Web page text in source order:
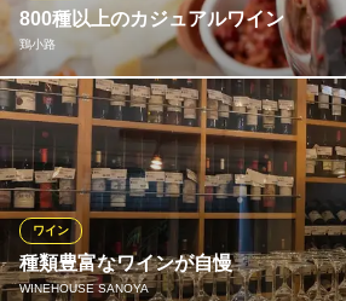
炉端焼きとYEBISU
京阪本線樟葉駅 徒歩1分
大阪府枚方市楠葉花園町14-1
800種以上のカジュアルワイン
鶏小路
“美味しいワインを気軽に楽しんでほしい”
身が全国各地のワイナリーや試飲会に足
テイスティング。世界各地のものを幅広
鶏小路
ワイン好きの隠れ家
京阪本線樟葉駅 徒歩8分
種類豊富なワインが自慢
WINEHOUSE SANOYA
ワイン